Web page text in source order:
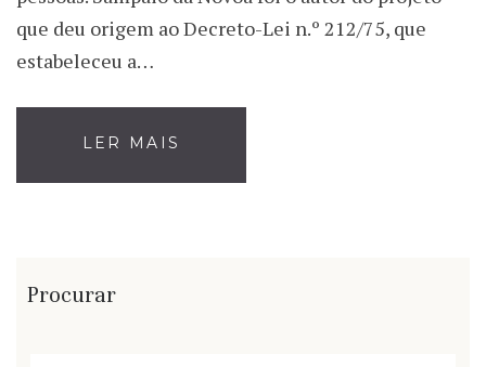
que deu origem ao Decreto-Lei n.º 212/75, que
estabeleceu a…
LER MAIS
Procurar